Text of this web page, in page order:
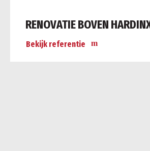
RENOVATIE BOVEN
Bekijk referentie